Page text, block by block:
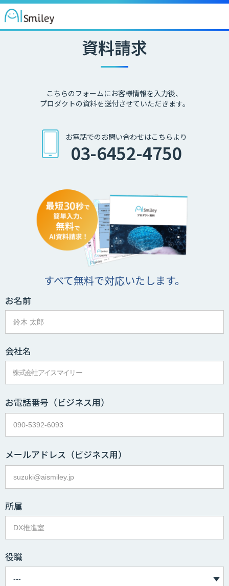
資料請求
こちらのフォームにお客様情報を入力後、
プロダクトの資料を送付させていただきます。
お電話でのお問い合わせはこちらより
03-6452-4750
すべて無料で対応いたします。
お名前
会社名
お電話番号 （ビジネス用）
メールアドレス （ビジネス用）
所属
役職